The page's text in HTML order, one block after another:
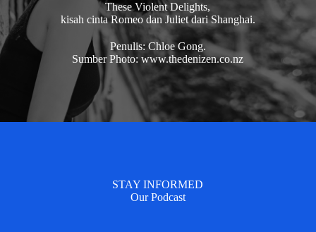
These Violent Delights,
kisah cinta Romeo dan Juliet dari Shanghai.
Penulis: Chloe Gong.
Sumber Photo: www.thedenizen.co.nz
STAY INFORMED
Our Podcast